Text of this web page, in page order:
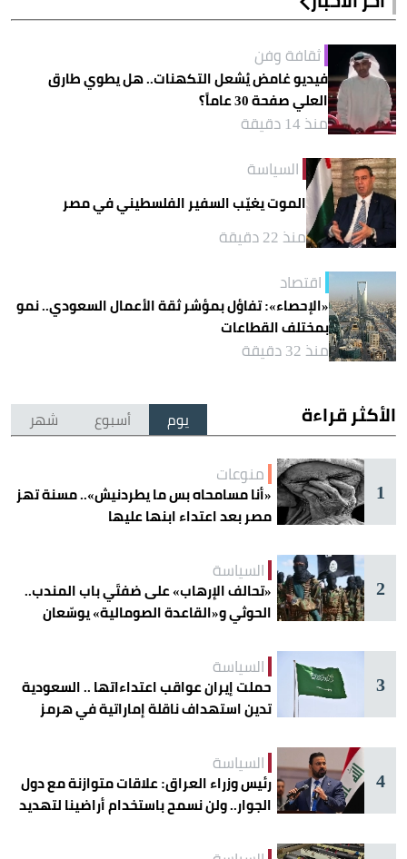
ثقافة وفن
فيديو غامض يُشعل التكهنات.. هل يطوي طارق
العلي صفحة 30 عاماً؟
منذ 14 دقيقة
السياسة
الموت يغيّب السفير الفلسطيني في مصر
منذ 22 دقيقة
اقتصاد
«الإحصاء»: تفاؤل بمؤشر ثقة الأعمال السعودي.. نمو
بمختلف القطاعات
منذ 32 دقيقة
الأكثر قراءة يوم أسبوع شهر
1
منوعات
«أنا مسامحاه بس ما يطردنيش».. مسنة تهز
مصر بعد اعتداء ابنها عليها
2
السياسة
«تحالف الإرهاب» على ضفتَي باب المندب..
الحوثي و«القاعدة الصومالية» يوسّعان
3
السياسة
حملت إيران عواقب اعتداءاتها .. السعودية
تدين استهداف ناقلة إماراتية في هرمز
4
السياسة
رئيس وزراء العراق: علاقات متوازنة مع دول
الجوار.. ولن نسمح باستخدام أراضينا لتهديد